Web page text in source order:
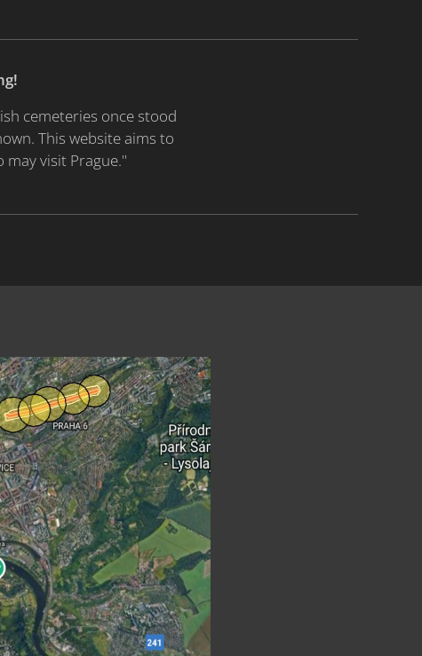
cemeteries once stood
This website aims to
visit Prague."